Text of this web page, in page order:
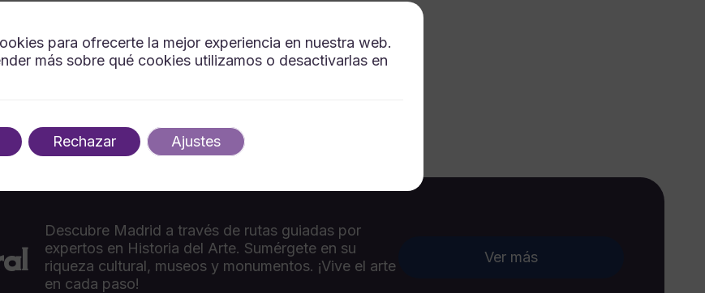
Descubre Madrid a través de rutas guiadas por
expertos en Historia del Arte. Sumérgete en su
riqueza cultural, museos y monumentos. ¡Vive el arte
en cada paso!
Ver más
para ofrecerte la mejor experiencia en nuestra web.
más sobre qué cookies utilizamos o desactivarlas en
Rechazar Ajustes